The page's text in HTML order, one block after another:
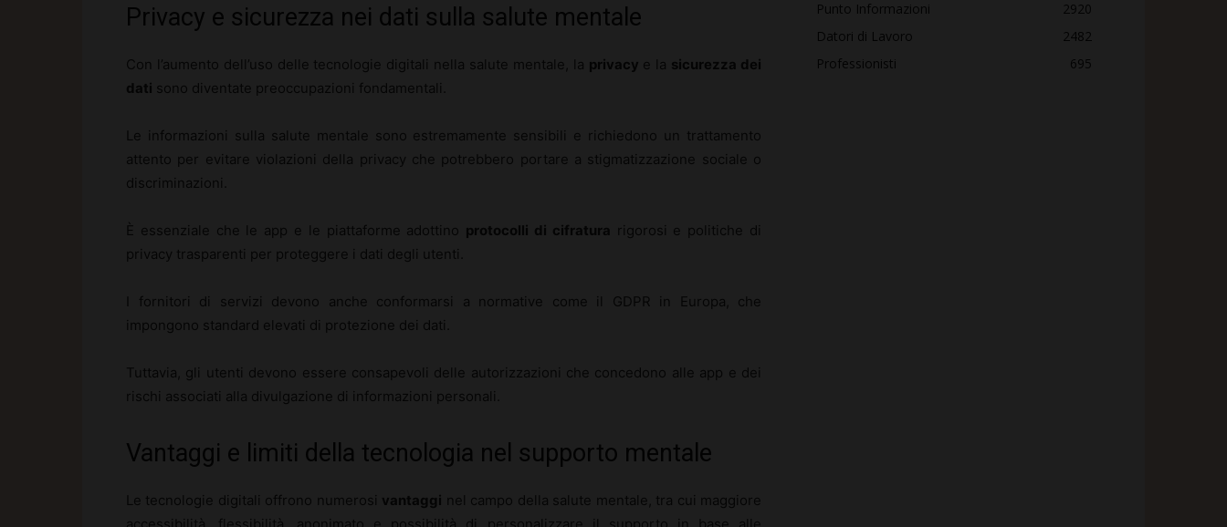
Privacy e sicurezza nei dati sulla salute mentale
Con l’aumento dell’uso delle tecnologie digitali nella salute mentale, la privacy e la sicurezza dei
dati sono diventate preoccupazioni fondamentali.
Le informazioni sulla salute mentale sono estremamente sensibili e richiedono un trattamento
attento per evitare violazioni della privacy che potrebbero portare a stigmatizzazione sociale o
discriminazioni.
È essenziale che le app e le piattaforme adottino protocolli di cifratura rigorosi e politiche di
privacy trasparenti per proteggere i dati degli utenti.
I fornitori di servizi devono anche conformarsi a normative come il GDPR in Europa, che
impongono standard elevati di protezione dei dati.
Tuttavia, gli utenti devono essere consapevoli delle autorizzazioni che concedono alle app e dei
rischi associati alla divulgazione di informazioni personali.
Vantaggi e limiti della tecnologia nel supporto mentale
Le tecnologie digitali offrono numerosi vantaggi nel campo della salute mentale, tra cui maggiore
accessibilità, flessibilità, anonimato e possibilità di personalizzare il supporto in base alle
Punto Informazioni
2920
Datori di Lavoro
2482
Professionisti
695